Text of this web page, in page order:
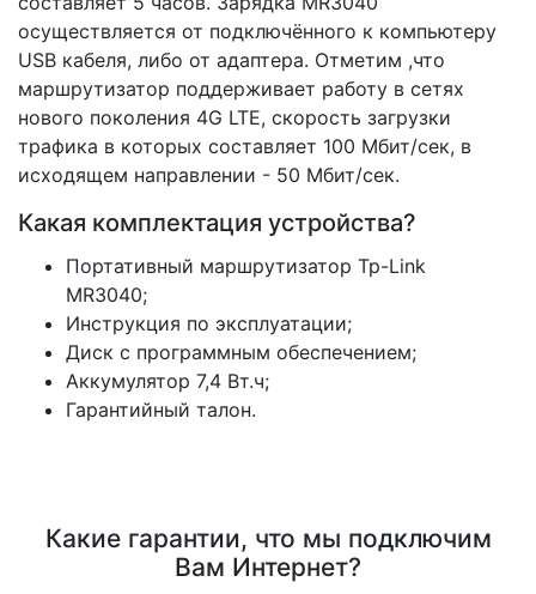
осуществляется от подключённого к компьютеру
USB кабеля, либо от адаптера. Отметим ,что
маршрутизатор поддерживает работу в сетях
нового поколения 4G LTE, скорость загрузки
трафика в которых составляет 100 Мбит/сек, в
исходящем направлении - 50 Мбит/сек.
Какая комплектация устройства?
Портативный маршрутизатор Tp-Link
MR3040;
Инструкция по эксплуатации;
Диск с программным обеспечением;
Аккумулятор 7,4 Вт.ч;
Гарантийный талон.
Какие гарантии, что мы подключим
Вам Интернет?